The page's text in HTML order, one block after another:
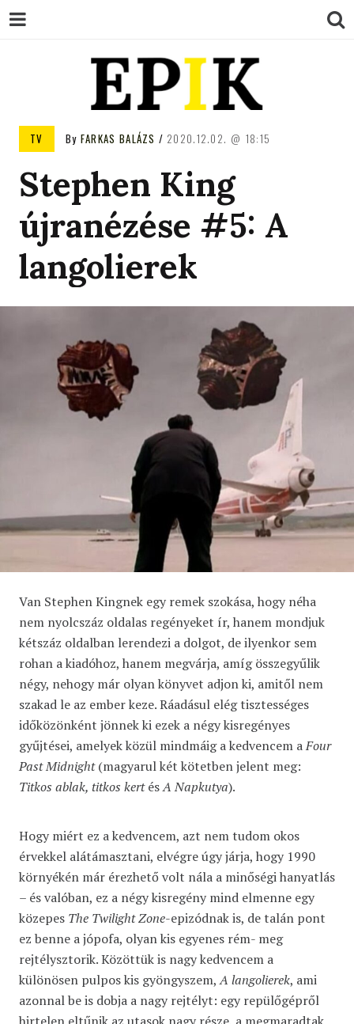
EPIK
TV By FARKAS BALÁZS 2020.12.02. 18:15
Stephen King
újranézése #5: A
langolierek
Van Stephen Kingnek egy remek szokása, hogy néha
nem nyolcszáz oldalas regényeket ír, hanem mondjuk
kétszáz oldalban lerendezi a dolgot, de ilyenkor sem
rohan a kiadóhoz, hanem megvárja, amíg összegyűlik
négy, nehogy már olyan könyvet adjon ki, amitől nem
szakad le az ember keze. Ráadásul elég tisztességes
időközönként jönnek ki ezek a négy kisregényes
gyűjtései, amelyek közül mindmáig a kedvencem aFour
Past Midnight(magyarul két kötetben jelent meg:
Titkos ablak, titkos kertésA Napkutya).
Hogy miért ez a kedvencem, azt nem tudom okos
érvekkel alátámasztani, elvégre úgy járja, hogy 1990
környékén már érezhető volt nála a minőségi hanyatlás
– és valóban, ez a négy kisregény mind elmenne egy
közepes The Twilight Zone-epizódnak is, de talán pont
ez benne a jópofa, olyan kis egyenes rém- meg
rejtélysztorik. Közöttük is nagy kedvencem a
különösen pulpos kis gyöngyszem,A langolierek, ami
azonnal be is dobja a nagy rejtélyt: egy repülőgépről